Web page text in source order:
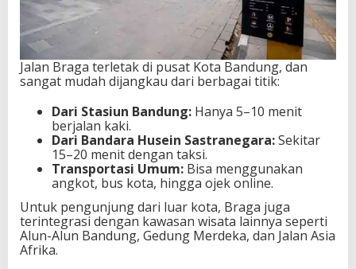
Jalan Braga terletak di pusat Kota Bandung, dan
sangat mudah dijangkau dari berbagai titik:
Dari Stasiun Bandung: Hanya 5–10 menit
berjalan kaki.
Dari Bandara Husein Sastranegara:Sekitar
15–20 menit dengan taksi.
Transportasi Umum: Bisa menggunakan
angkot, bus kota, hingga ojek online.
Untuk pengunjung dari luar kota, Braga juga
terintegrasi dengan kawasan wisata lainnya seperti
Alun-Alun Bandung, Gedung Merdeka, dan Jalan Asia
Afrika.